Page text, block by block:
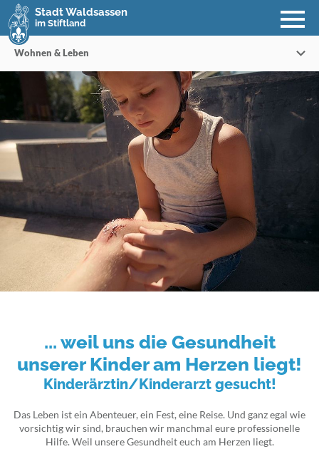
Stadt Waldsassen
im Stiftland
Wohnen & Leben
... weil uns die Gesundheit
unserer Kinder am Herzen liegt!
Kinderärztin/Kinderarzt gesucht!
Das Leben ist ein Abenteuer, ein Fest, eine Reise. Und ganz egal wie
vorsichtig wir sind, brauchen wir manchmal eure professionelle
Hilfe. Weil unsere Gesundheit euch am Herzen liegt.